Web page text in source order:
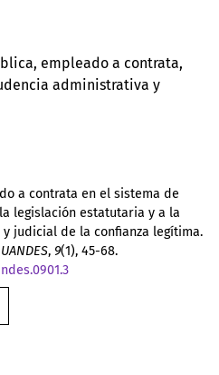
empleado a contrata
administrativa y
a contrata en el sistema de
legislación estatutaria y a la
judicial de la confianza legítima.
, 9(1), 45-68.